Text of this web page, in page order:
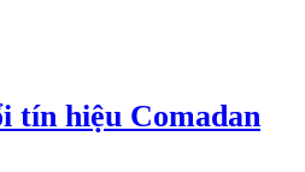
tín hiệu Comadan